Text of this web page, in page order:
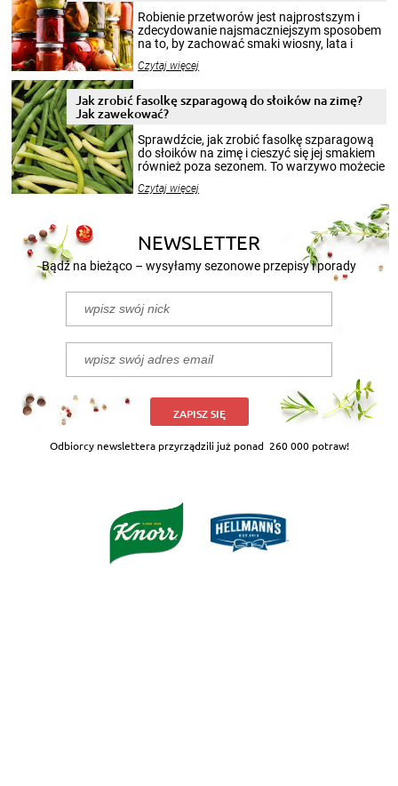
Robienie przetworów jest najprostszym i
zdecydowanie najsmaczniejszym sposobem
na to, by zachować smaki wiosny, lata i
krajobrazów, by cieszyć nimi oko w sezonie
pełni poczuć atmosferę cieplejszych
miesięcy. Przygotowanie słoików ze
patenty, które pozwolą zachować świeżość
przetworów.
Czytaj więcej
Jak zrobić fasolkę szparagową do słoików na zimę?
Jak zawekować?
Sprawdźcie, jak zrobić fasolkę szparagową
do słoików na zimę i cieszyć się jej smakiem
również poza sezonem. To warzywo możecie
nasze propozycje!
Czytaj więcej
NEWSLETTER
Bądź na bieżąco – wysyłamy sezonowe przepisy i porady
ZAPISZ SIĘ
Odbiorcy newslettera przyrządzili już ponad 260 000 potraw!